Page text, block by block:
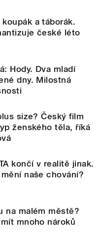
a táborák.
české léto
Hody. Dva mladí
dny. Milostná
size? Český film
ženského těla, říká
končí v realitě jinak.
naše chování?
na malém městě?
mnoho nároků